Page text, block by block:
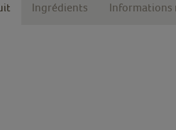
Ingrédients